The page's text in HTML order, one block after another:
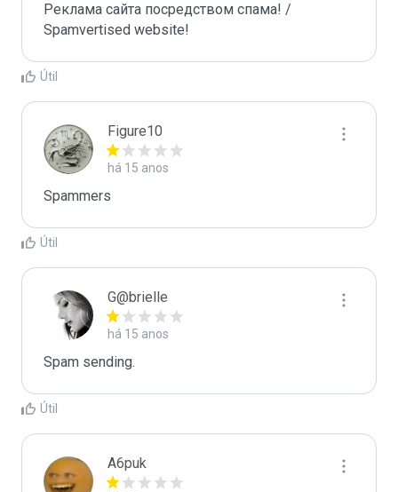
Реклама сайта посредством спама! /
Spamvertised website!
Útil
Figure10
há 15 anos
Spammers
Útil
G@brielle
há 15 anos
Spam sending.
Útil
A6puk